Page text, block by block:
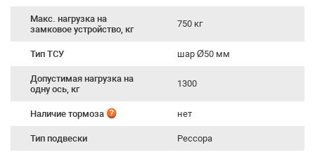
Макс. нагрузка на
замковое устройство, кг
750 кг
Тип ТСУ шар Ø50 мм
Допустимая нагрузка на
одну ось, кг
1300
Наличие тормоза нет
Тип подвески Рессора